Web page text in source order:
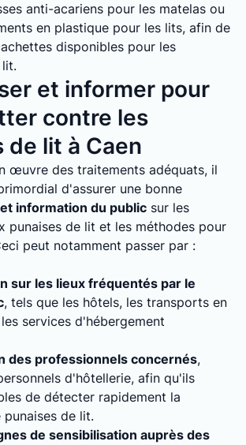
anti-acariens pour les matelas ou
en plastique pour les lits, afin de
disponibles pour les
lit.
et informer pour
contre les
de lit à Caen
œuvre des traitements adéquats, il
d'assurer une bonne
information du public sur les
punaises de lit et les méthodes pour
peut notamment passer par :
sur les lieux fréquentés par le
, tels que les hôtels, les transports en
services d'hébergement
des professionnels concernés,
d'hôtellerie, afin qu'ils
de détecter rapidement la
punaises de lit.
de sensibilisation auprès des